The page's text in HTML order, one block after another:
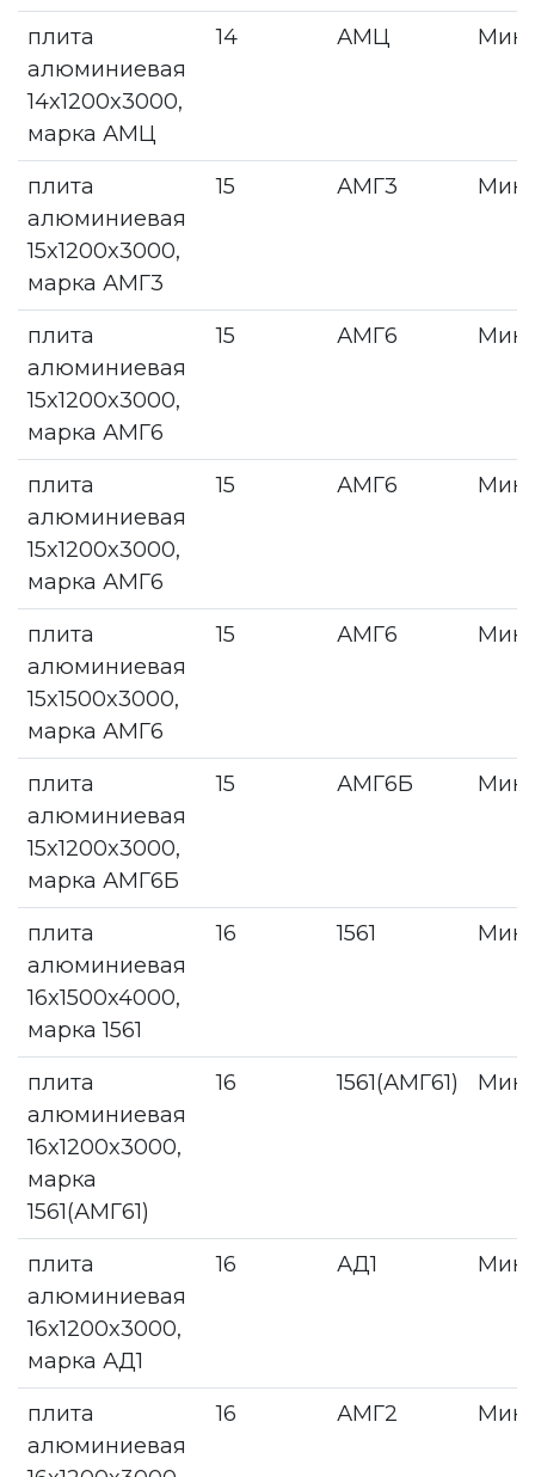
плита
алюминиевая
14x1200x3000,
марка АМЦ
14 АМЦ
плита
алюминиевая
15x1200x3000,
марка АМГ3
15 АМГ3
плита
алюминиевая
15x1200x3000,
марка АМГ6
15 АМГ6
плита
алюминиевая
15x1200x3000,
марка АМГ6
15 АМГ6
плита
алюминиевая
15x1500x3000,
марка АМГ6
15 АМГ6
плита
алюминиевая
15x1200x3000,
марка АМГ6Б
15 АМГ6Б
плита
алюминиевая
16x1500x4000,
марка 1561
16 1561
плита
алюминиевая
16x1200x3000,
марка
1561(АМГ61)
16 1561(АМГ61)
плита
алюминиевая
16x1200x3000,
марка АД1
16 АД1
плита
алюминиевая
16 АМГ2